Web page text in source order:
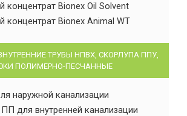
концентрат Bionex Oil Solvent
концентрат Bionex Animal WT
ТРУБЫ НПВХ, СКОРЛУПА ППУ,
ПОЛИМЕРНО-ПЕСЧАННЫЕ
наружной канализации
для внутренней канализации